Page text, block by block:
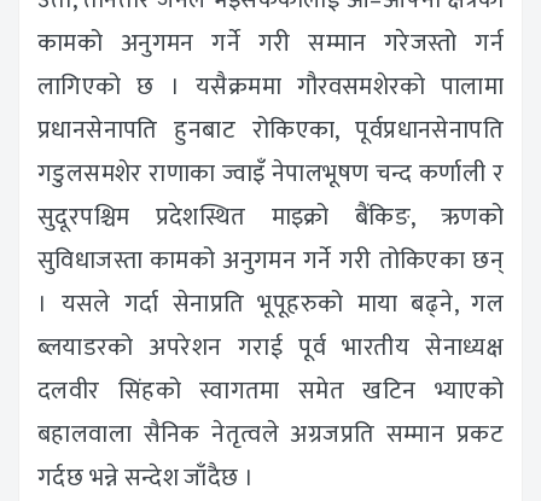
कामको अनुगमन गर्ने गरी सम्मान गरेजस्तो गर्न
लागिएको छ । यसैक्रममा गौरवसमशेरको पालामा
प्रधानसेनापति हुनबाट रोकिएका, पूर्वप्रधानसेनापति
गडुलसमशेर राणाका ज्वाइँ नेपालभूषण चन्द कर्णाली र
सुदूरपश्चिम प्रदेशस्थित माइक्रो बैंकिङ, ऋणको
सुविधाजस्ता कामको अनुगमन गर्ने गरी तोकिएका छन्
। यसले गर्दा सेनाप्रति भूपूहरुको माया बढ्ने, गल
ब्लयाडरको अपरेशन गराई पूर्व भारतीय सेनाध्यक्ष
दलवीर सिंहको स्वागतमा समेत खटिन भ्याएको
बहालवाला सैनिक नेतृत्वले अग्रजप्रति सम्मान प्रकट
गर्दछ भन्ने सन्देश जाँदैछ ।